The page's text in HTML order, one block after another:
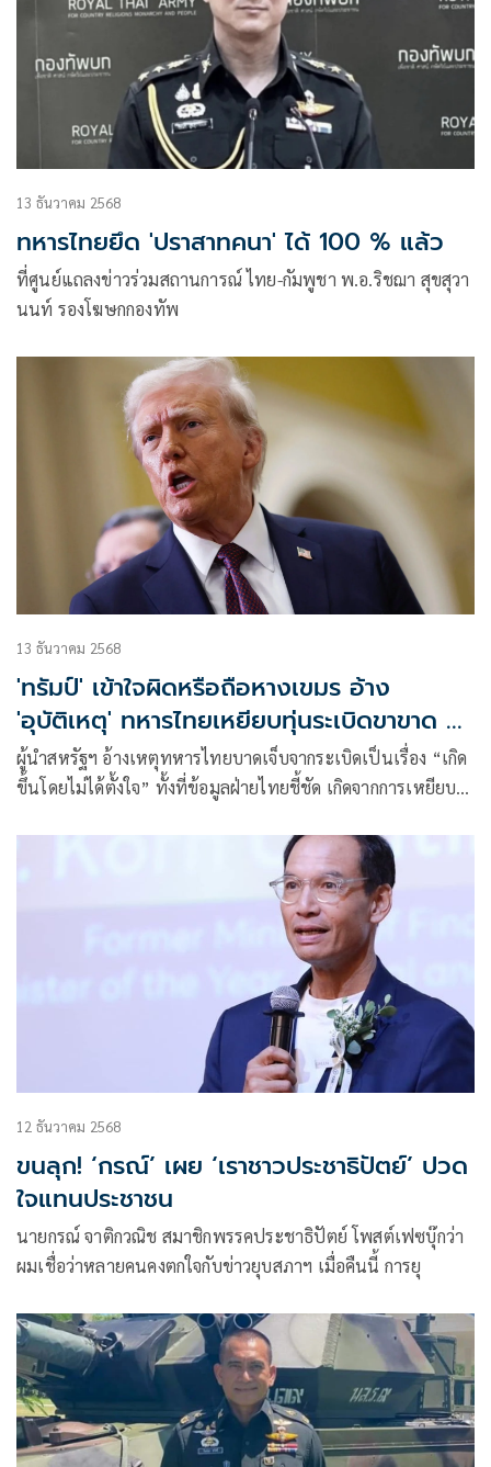
13 ธันวาคม 2568
ทหารไทยยึด 'ปราสาทคนา' ได้ 100 % แล้ว
ที่ศูนย์แถลงข่าวร่วมสถานการณ์ ไทย-กัมพูชา พ.อ.ริชฌา สุขสุวา
นนท์ รองโฆษกกองทัพ
13 ธันวาคม 2568
'ทรัมป์' เข้าใจผิดหรือถือหางเขมร อ้าง
'อุบัติเหตุ' ทหารไทยเหยียบทุ่นระเบิดขาขาด 7
นาย!
ผู้นำสหรัฐฯ อ้างเหตุทหารไทยบาดเจ็บจากระเบิดเป็นเรื่อง “เกิด
ขึ้นโดยไม่ได้ตั้งใจ” ทั้งที่ข้อมูลฝ่ายไทยชี้ชัด เกิดจากการเหยียบ
น้อย 7 นาย ตั้งแต่กรกฎาคมถึงพฤศจิกายน 2568
12 ธันวาคม 2568
ขนลุก! ‘กรณ์’ เผย ‘เราชาวประชาธิปัตย์’ ปวด
ใจแทนประชาชน
นายกรณ์ จาติกวณิช สมาชิกพรรคประชาธิปัตย์ โพสต์เฟซบุ๊กว่า
ผมเชื่อว่าหลายคนคงตกใจกับข่าวยุบสภาฯ เมื่อคืนนี้ การยุ